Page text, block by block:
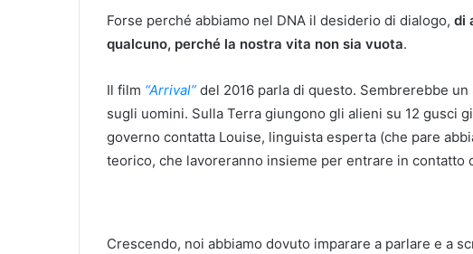
Forse perché abbiamo nel DNA il desiderio di dialogo, di
qualcuno, perché la nostra vita non sia vuota.
Il film “Arrival” del 2016 parla di questo. Sembrerebbe
sugli uomini. Sulla Terra giungono gli alieni su 12 gusci
governo contatta Louise, linguista esperta (che pare
teorico, che lavoreranno insieme per entrare in contatto
Crescendo, noi abbiamo dovuto imparare a parlare e a